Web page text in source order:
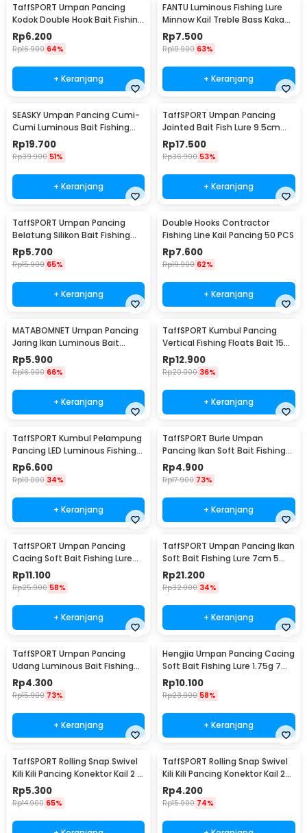
TaffSPORT Umpan Pancing
Kodok Double Hook Bait Fishing
Lure 6cm - UMK01
Rp6.200
Rp16.900 64%
+ Keranjang
FANTU Luminous Fishing Lure
Minnow Kail Treble Bass Kakap
8.5cm 8g - LB
Rp7.500
Rp19.900 63%
+ Keranjang
SEASKY Umpan Pancing Cumi-
Cumi Luminous Bait Fishing
Lure 10cm 10 PCS
Rp19.700
Rp39.900 51%
+ Keranjang
TaffSPORT Umpan Pancing
Jointed Bait Fish Lure 9.5cm
20g 1 PCS - VSJ06-4
Rp17.500
Rp36.900 53%
+ Keranjang
TaffSPORT Umpan Pancing
Belatung Silikon Bait Fishing
Lure 2cm 50 PCS - WD-160
Rp5.700
Rp15.900 65%
+ Keranjang
Double Hooks Contractor
Fishing Line Kail Pancing 50 PCS
Rp7.600
Rp19.900 62%
+ Keranjang
MATABOMNET Umpan Pancing
Jaring Ikan Luminous Bait
Fishing Lure 95 cm - 10118
Rp5.900
Rp16.900 66%
+ Keranjang
TaffSPORT Kumbul Pancing
Vertical Fishing Floats Bait 15
PCS - P0015
Rp12.900
Rp20.000 36%
+ Keranjang
TaffSPORT Kumbul Pelampung
Pancing LED Luminous Fishing
Float 2 PCS - NT-02
Rp6.600
Rp10.000 34%
+ Keranjang
TaffSPORT Burle Umpan
Pancing Ikan Soft Bait Fishing
Lure 7cm 10PCS - L72
Rp4.900
Rp17.900 73%
+ Keranjang
TaffSPORT Umpan Pancing
Cacing Soft Bait Fishing Lure
1.75g 7 PCS
Rp11.100
Rp25.900 58%
+ Keranjang
TaffSPORT Umpan Pancing Ikan
Soft Bait Fishing Lure 7cm 5
PCS - TY-BA58
Rp21.200
Rp32.000 34%
+ Keranjang
TaffSPORT Umpan Pancing
Udang Luminous Bait Fishing
Lure 8cm
Rp4.300
Rp15.900 73%
+ Keranjang
Hengjia Umpan Pancing Cacing
Soft Bait Fishing Lure 1.75g 7
PCS
Rp10.100
Rp23.900 58%
+ Keranjang
TaffSPORT Rolling Snap Swivel
Kili Kili Pancing Konektor Kail 2 8
PCS - S20
Rp5.300
Rp14.900 65%
TaffSPORT Rolling Snap Swivel
Kili Kili Pancing Konektor Kail 2
10 PCS - S20
Rp4.200
Rp15.900 74%